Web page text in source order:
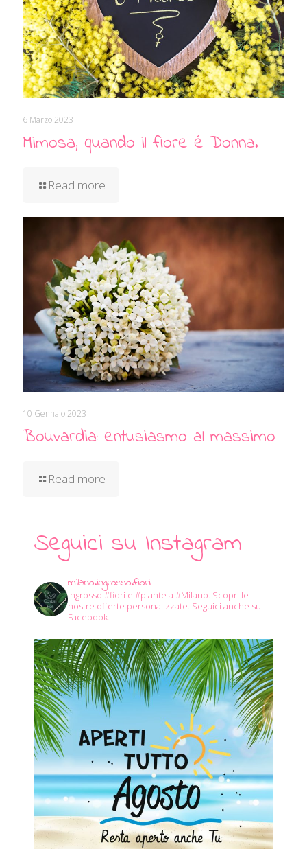
6 Marzo 2023
Mimosa, quando il fiore é Donna.
Read more
10 Gennaio 2023
Bouvardia: entusiasmo al massimo
Read more
Seguici su Instagram
milano.ingrosso.fiori
Ingrosso #fiori e #piante a #Milano. Scopri le
nostre offerte personalizzate. Seguici anche su
Facebook.